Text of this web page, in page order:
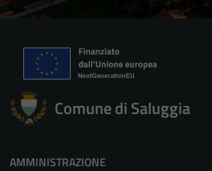
Comune di Saluggia
AMMINISTRAZIONE